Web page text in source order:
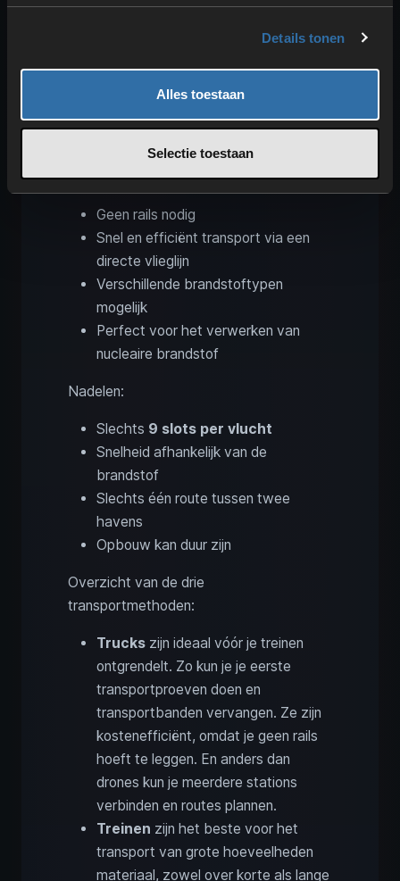
Details tonen
Alles toestaan
Selectie toestaan
treinen of trucks vervangen. Ze zijn
echter niet voor iedereen de beste
keuze. Uiteindelijk hangt het af van je
eigen speelstijl. Als snel transportmiddel
Voordelen:
Geen rails nodig
Snel en efficiënt transport via een
directe vlieglijn
Verschillende brandstoftypen
mogelijk
Perfect voor het verwerken van
nucleaire brandstof
Nadelen:
Slechts 9 slots per vlucht
Snelheid afhankelijk van de
brandstof
Slechts één route tussen twee
havens
Opbouw kan duur zijn
Overzicht van de drie
transportmethoden:
Trucks zijn ideaal vóór je treinen
ontgrendelt. Zo kun je je eerste
transportproeven doen en
transportbanden vervangen. Ze zijn
kostenefficiënt, omdat je geen rails
hoeft te leggen. En anders dan
drones kun je meerdere stations
verbinden en routes plannen.
Treinen zijn het beste voor het
transport van grote hoeveelheden
materiaal, zowel over korte als lange